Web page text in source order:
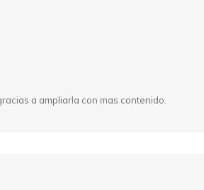
a ampliarla con mas contenido.